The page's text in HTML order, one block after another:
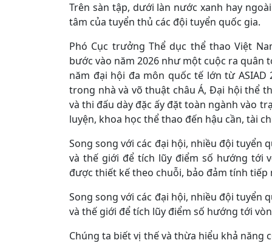
Trên sàn tập, dưới làn nước xanh hay
tâm của tuyển thủ các đội tuyển quốc gia.
Phó Cục trưởng Thể dục thể thao Việt
bước vào năm 2026 như một cuộc ra
năm đại hội đa môn quốc tế lớn từ
trong nhà và võ thuật châu Á, Đại hội thể
và thi đấu dày đặc ấy đặt toàn ngành vào
luyện, khoa học thể thao đến hậu cần, tài
Song song với các đại hội, nhiều đội tuyển
và thế giới để tích lũy điểm số hướng tới
được thiết kế theo chuỗi, bảo đảm tính
Song song với các đại hội, nhiều đội tuyển
và thế giới để tích lũy điểm số hướng tới
Chúng ta biết vị thế và thừa hiểu khả